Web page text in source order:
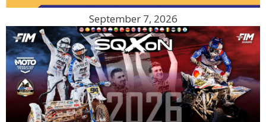
September 7, 2026